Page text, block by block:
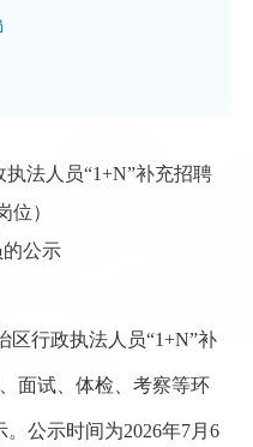
执法人员“1+N”补充招聘
位）
公示
区行政执法人员“1+N”补
面试、体检、考察等环
。公示时间为2026年7月 6